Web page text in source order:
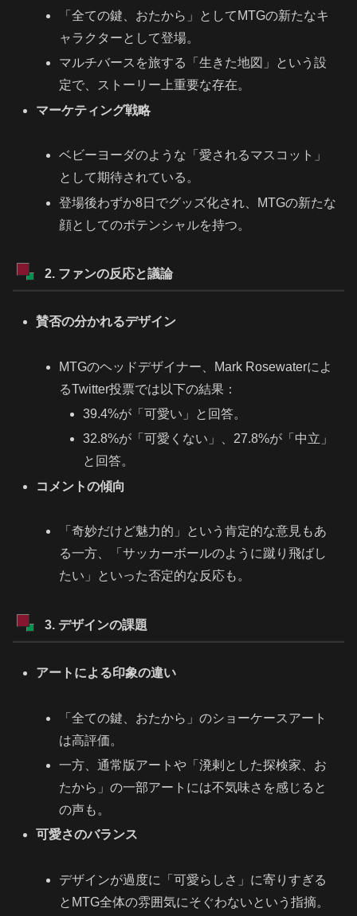
「全ての鍵、おたから」としてMTGの新たなキ
ャラクターとして登場。
マルチバースを旅する「生きた地図」という設
定で、ストーリー上重要な存在。
マーケティング戦略
ベビーヨーダのような「愛されるマスコット」
として期待されている。
登場後わずか8日でグッズ化され、MTGの新たな
顔としてのポテンシャルを持つ。
2. ファンの反応と議論
賛否の分かれるデザイン
MTGのヘッドデザイナー、Mark Rosewaterによ
るTwitter投票では以下の結果：
39.4%が「可愛い」と回答。
32.8%が「可愛くない」、27.8%が「中立」
と回答。
コメントの傾向
「奇妙だけど魅力的」という肯定的な意見もあ
る一方、「サッカーボールのように蹴り飛ばし
たい」といった否定的な反応も。
3. デザインの課題
アートによる印象の違い
「全ての鍵、おたから」のショーケースアート
は高評価。
一方、通常版アートや「溌剌とした探検家、お
たから」の一部アートには不気味さを感じると
の声も。
可愛さのバランス
デザインが過度に「可愛らしさ」に寄りすぎる
とMTG全体の雰囲気にそぐわないという指摘。